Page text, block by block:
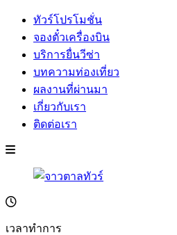
ทัวร์โปรโมชั่น
จองตั๋วเครื่องบิน
บริการยื่นวีซ่า
บทความท่องเที่ยว
ผลงานที่ผ่านมา
เกี่ยวกับเรา
ติดต่อเรา
เวลาทำการ